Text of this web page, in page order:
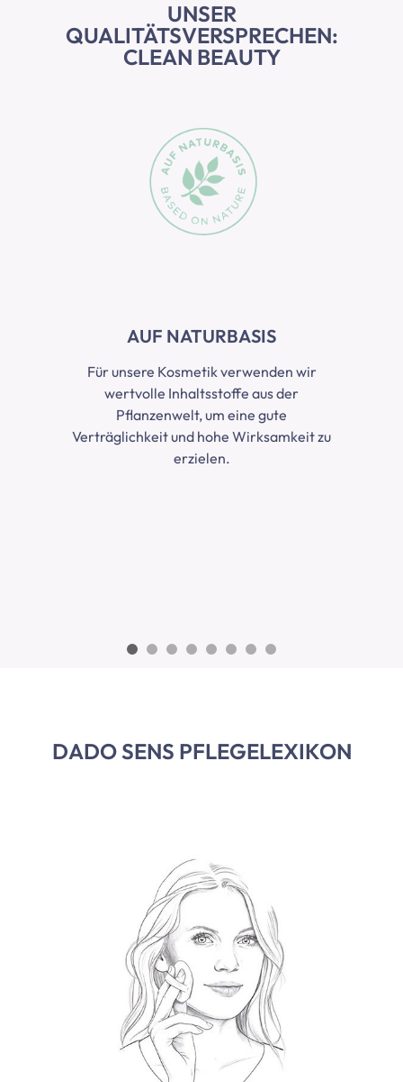
UNSER
QUALITÄTSVERSPRECHEN:
CLEAN BEAUTY
AUF NATURBASIS
Für unsere Kosmetik verwenden wir
wertvolle Inhaltsstoffe aus der
Pflanzenwelt, um eine gute
Verträglichkeit und hohe Wirksamkeit zu
erzielen.
DADO SENS PFLEGELEXIKON